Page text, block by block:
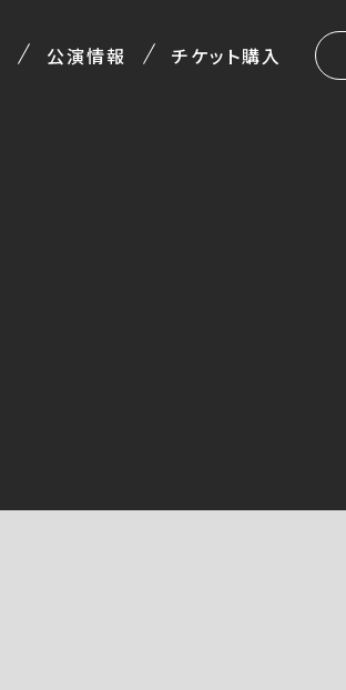
公演情報 チケット購入